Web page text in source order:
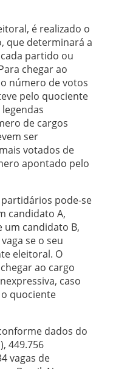
é realizado o
que determinará a
partido ou
chegar ao
número de votos
pelo quociente
de cargos
ser
votados de
apontado pelo
pode-se
candidato A,
um candidato B,
se o seu
eleitoral. O
ao cargo
caso
quociente
dados do
449.756
vagas de